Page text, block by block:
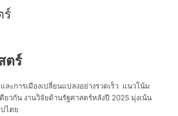
ร์
ตร์
ะการเมืองเปลี่ยนแปลงอย่างรวดเร็ว แนวโน้ม
ยวกัน งานวิจัยด้านรัฐศาสตร์หลังปี 2025 มุ่งเน้น
ไตย